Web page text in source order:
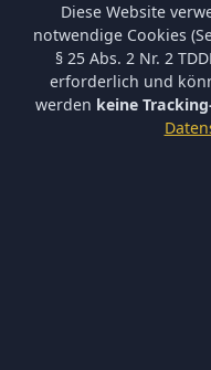
Versand und
Batterieverordnung &
Datenschutz
Diese Website
notwendige Cookies
§ 25 Abs. 2 Nr. 2
erforderlich und
werden keine